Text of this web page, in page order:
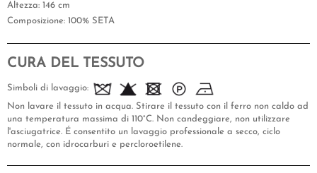
Altezza: 146 cm
Composizione: 100% SETA
CURA DEL TESSUTO
Simboli di lavaggio:
Non lavare il tessuto in acqua. Stirare il tessuto con il ferro non caldo ad
una temperatura massima di 110°C. Non candeggiare, non utilizzare
l'asciugatrice. É consentito un lavaggio professionale a secco, ciclo
normale, con idrocarburi e percloroetilene.